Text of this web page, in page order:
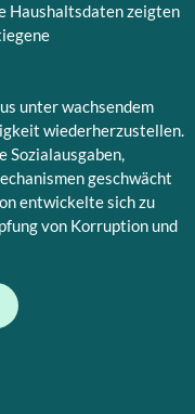
Haushaltsdaten zeigten
unter wachsendem
wiederherzustellen.
geschwächt
entwickelte sich zu
von Korruption und